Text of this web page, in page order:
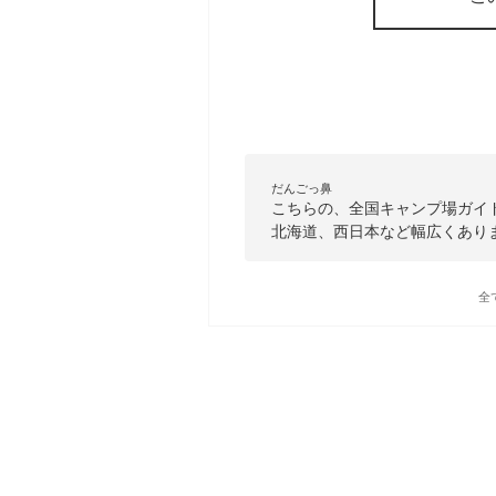
だんごっ鼻
こちらの、全国キャンプ場ガ
北海道、西日本など幅広くあり
全